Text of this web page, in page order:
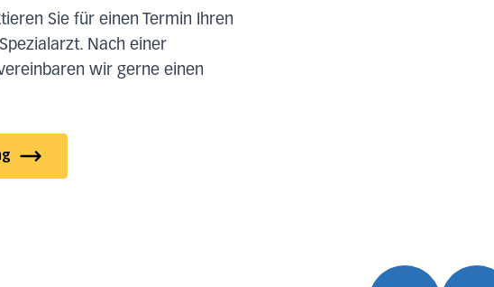
Sie für einen Termin Ihren
Nach einer
wir gerne einen